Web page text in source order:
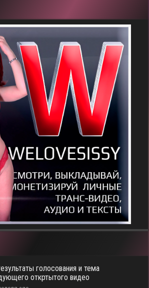
голосования и тема
откртытого видео